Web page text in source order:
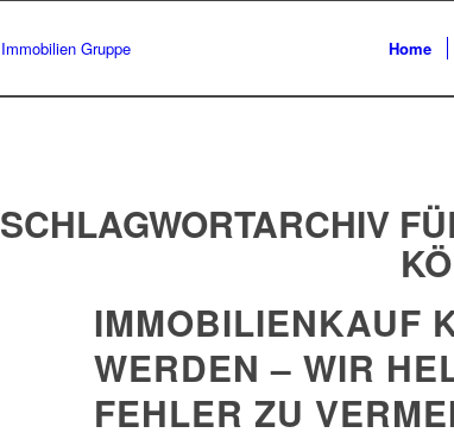
Home
SCHLAGWORTARCHIV
IMMOBILIENKAUF
WERDEN – WIR
FEHLER ZU